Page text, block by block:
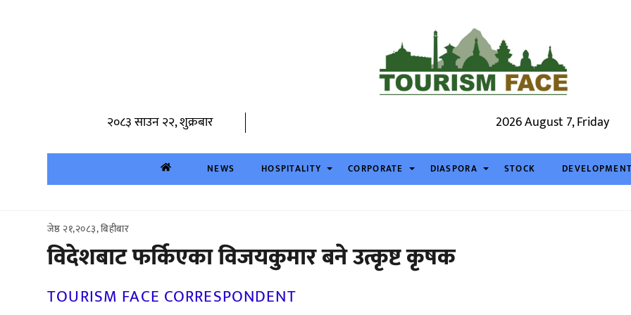
२०८३ साउन २२, शुक्रबार 2026 August 7, Friday
NEWS HOSPITALITY CORPORATE DIASPORA STOCK DEVELOPMENT
जेष्ठ २१,२०८३, बिहीबार
विदेशबाट फर्किएका विजयकुमार बने उत्कृष्ट कृषक
TOURISM FACE CORRESPONDENT